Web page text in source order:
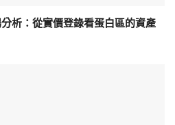
析：從實價登錄看蛋白區的資產